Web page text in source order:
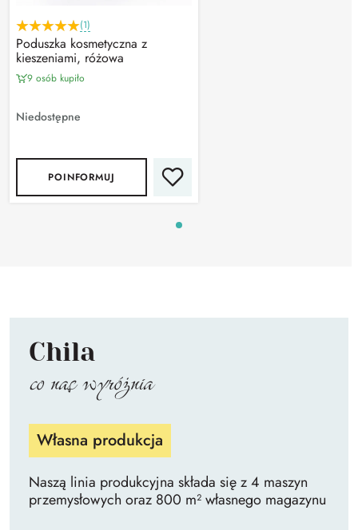
(1)
Poduszka kosmetyczna z
kieszeniami, różowa
9 osób kupiło
Niedostępne
POINFORMUJ
Chila
co nas wyróżnia
Własna produkcja
Naszą linia produkcyjna składa się z 4 maszyn
przemysłowych oraz 800 m² własnego magazynu